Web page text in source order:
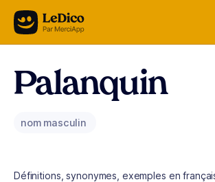
Aller au contenu
Palanquin
nom masculin
Définitions, synonymes, exemples en